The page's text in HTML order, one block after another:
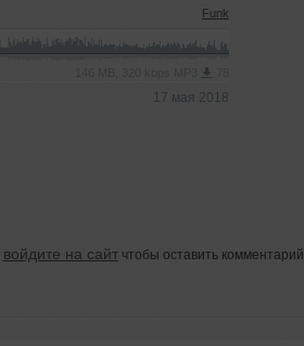
Funk
17 мая 2018
войдите на сайтчтобы оставить комментарий